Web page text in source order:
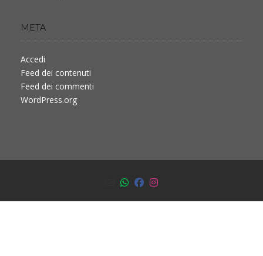
META
Accedi
Feed dei contenuti
Feed dei commenti
WordPress.org